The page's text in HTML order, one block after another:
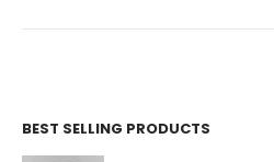
BEST SELLING PRODUCTS